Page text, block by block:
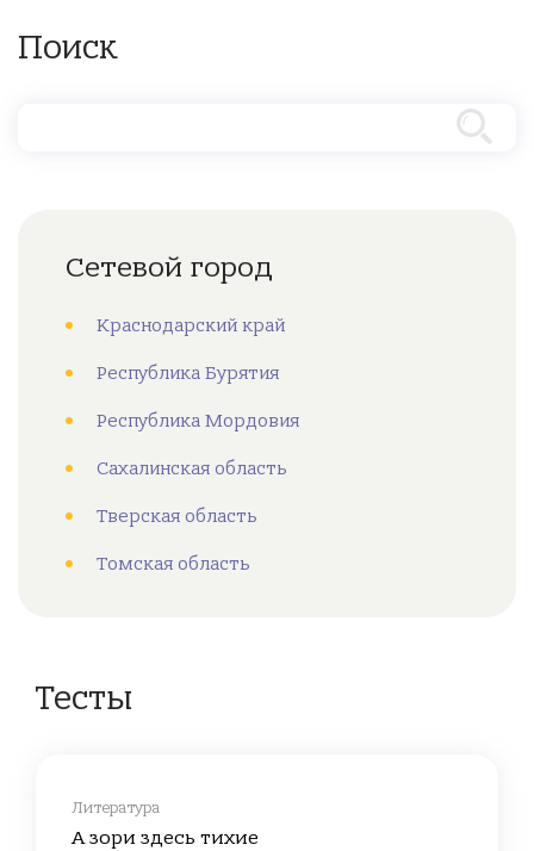
Поиск
Сетевой город
Краснодарский край
Республика Бурятия
Республика Мордовия
Сахалинская область
Тверская область
Томская область
Тесты
Литература
А зори здесь тихие